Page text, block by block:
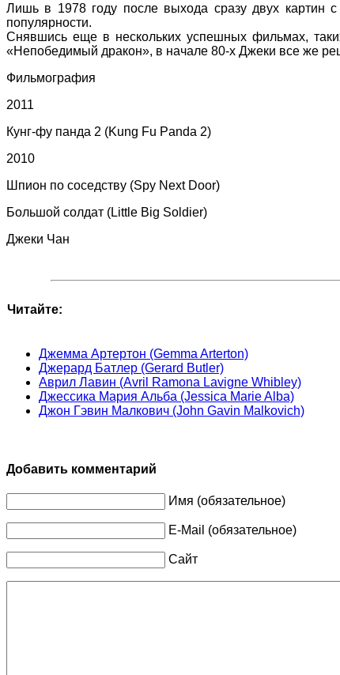
Лишь в 1978 году после выхода сразу двух картин
популярности.
Снявшись еще в нескольких успешных фильмах,
«Непобедимый дракон», в начале 80-х Джеки все же
Фильмография
2011
Кунг-фу панда 2 (Kung Fu Panda 2)
2010
Шпион по соседству (Spy Next Door)
Большой солдат (Little Big Soldier)
Джеки Чан
Читайте:
Джемма Артертон (Gemma Arterton)
Джерард Батлер (Gerard Butler)
Аврил Лавин (Avril Ramona Lavigne Whibley)
Джессика Мария Альба (Jessica Marie Alba)
Джон Гэвин Малкович (John Gavin Malkovich)
Добавить комментарий
Имя (обязательное)
E-Mail (обязательное)
Сайт